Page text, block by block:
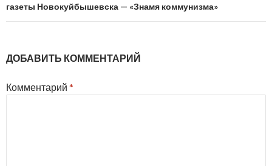
газеты Новокуйбышевска — «Знамя коммунизма»
ДОБАВИТЬ КОММЕНТАРИЙ
Комментарий *